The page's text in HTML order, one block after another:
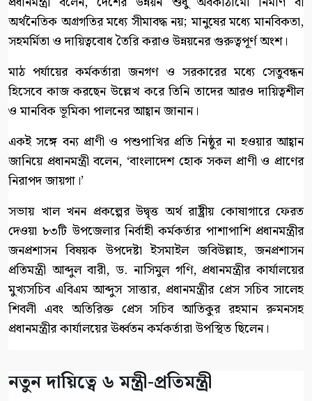
অর্থনৈতিক অগ্রগতির মধ্যে সীমাবদ্ধ নয়; মানুষের মধ্যে মানবিকতা,
সহমর্মিতা ও দায়িত্ববোধ তৈরি করাও উন্নয়নের গুরুত্বপূর্ণ অংশ।
মাঠ পর্যায়ের কর্মকর্তারা জনগণ ও সরকারের মধ্যে সেতুবন্ধন
হিসেবে কাজ করছেন উল্লেখ করে তিনি তাদের আরও দায়িত্বশীল
ও মানবিক ভূমিকা পালনের আহ্বান জানান।
একই সঙ্গে বন্য প্রাণী ও পশুপাখির প্রতি নিষ্ঠুর না হওয়ার আহ্বান
জানিয়ে প্রধানমন্ত্রী বলেন, ‘বাংলাদেশ হোক সকল প্রাণী ও প্রাণের
নিরাপদ জায়গা।’
সভায় খাল খনন প্রকল্পের উদ্বৃত্ত অর্থ রাষ্ট্রীয় কোষাগারে ফেরত
দেওয়া ৮৩টি উপজেলার নির্বাহী কর্মকর্তার পাশাপাশি প্রধানমন্ত্রীর
জনপ্রশাসন বিষয়ক উপদেষ্টা ইসমাইল জবিউল্লাহ, জনপ্রশাসন
প্রতিমন্ত্রী আব্দুল বারী, ড. নাসিমুল গণি, প্রধানমন্ত্রীর কার্যালয়ের
মুখ্যসচিব এবিএম আব্দুস সাত্তার, প্রধানমন্ত্রীর প্রেস সচিব সালেহ
শিবলী এবং অতিরিক্ত প্রেস সচিব আতিকুর রহমান রুমনসহ
প্রধানমন্ত্রীর কার্যালয়ের ঊর্ধ্বতন কর্মকর্তারা উপস্থিত ছিলেন।
নতুন দায়িত্বে ৬ মন্ত্রী-প্রতিমন্ত্রী